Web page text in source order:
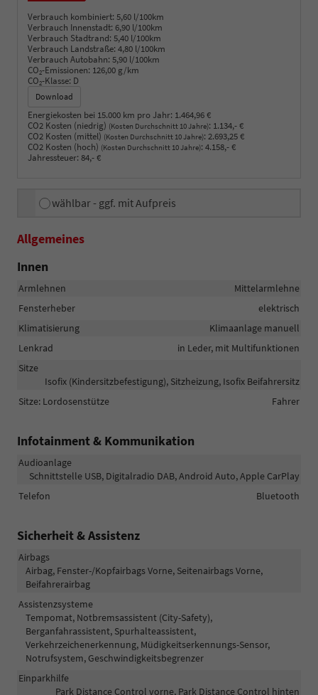
Verbrauch kombiniert: 5,60 l/100km
Verbrauch Innenstadt: 6,90 l/100km
Verbrauch Stadtrand: 5,40 l/100km
Verbrauch Landstraße: 4,80 l/100km
Verbrauch Autobahn: 5,90 l/100km
CO2-Emissionen: 126,00 g/km
CO2-Klasse: D
Download
Energiekosten bei 15.000 km pro Jahr: 1.464,96 €
CO2 Kosten (niedrig) (Kosten Durchschnitt 10 Jahre): 1.134,- €
CO2 Kosten (mittel) (Kosten Durchschnitt 10 Jahre): 2.693,25 €
CO2 Kosten (hoch) (Kosten Durchschnitt 10 Jahre): 4.158,- €
Jahressteuer: 84,- €
wählbar - ggf. mit Aufpreis
Allgemeines
Innen
Armlehnen
Mittelarmlehne
Fensterheber
elektrisch
Klimatisierung
Klimaanlage manuell
Lenkrad
in Leder, mit Multifunktionen
Sitze
Isofix (Kindersitzbefestigung), Sitzheizung, Isofix Beifahrersitz
Sitze: Lordosenstütze
Fahrer
Infotainment & Kommunikation
Audioanlage
Schnittstelle USB, Digitalradio DAB, Android Auto, Apple CarPlay
Telefon
Bluetooth
Sicherheit & Assistenz
Airbags
Airbag, Fenster-/Kopfairbags Vorne, Seitenairbags Vorne,
Beifahrerairbag
Assistenzsysteme
Tempomat, Notbremsassistent (City-Safety),
Berganfahrassistent, Spurhalteassistent,
Verkehrzeichenerkennung, Müdigkeitserkennungs-Sensor,
Notrufsystem, Geschwindigkeitsbegrenzer
Einparkhilfe
Park Distance Control vorne, Park Distance Control hinten